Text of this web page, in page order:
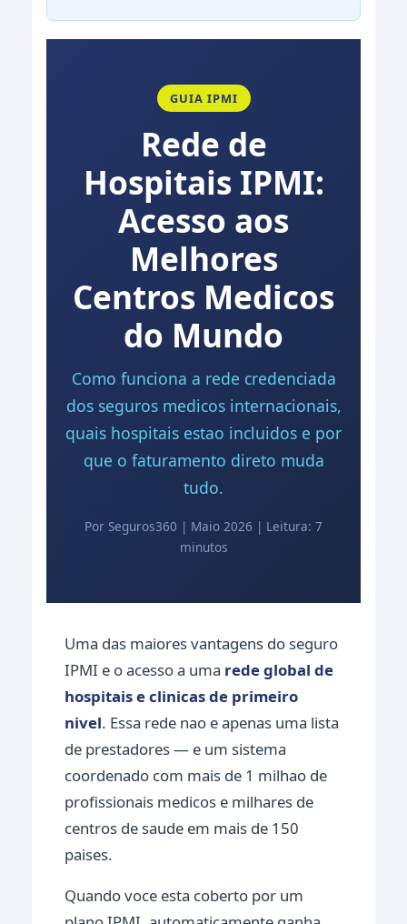
GUIA IPMI
Rede de
Hospitais IPMI:
Acesso aos
Melhores
Centros Medicos
do Mundo
Como funciona a rede credenciada
dos seguros medicos internacionais,
quais hospitais estao incluidos e por
que o faturamento direto muda
tudo.
Por Seguros360 | Maio 2026 | Leitura: 7
minutos
Uma das maiores vantagens do seguro
IPMI e o acesso a uma rede global de
hospitais e clinicas de primeiro
nivel. Essa rede nao e apenas uma lista
de prestadores — e um sistema
coordenado com mais de 1 milhao de
profissionais medicos e milhares de
centros de saude em mais de 150
paises.
Quando voce esta coberto por um